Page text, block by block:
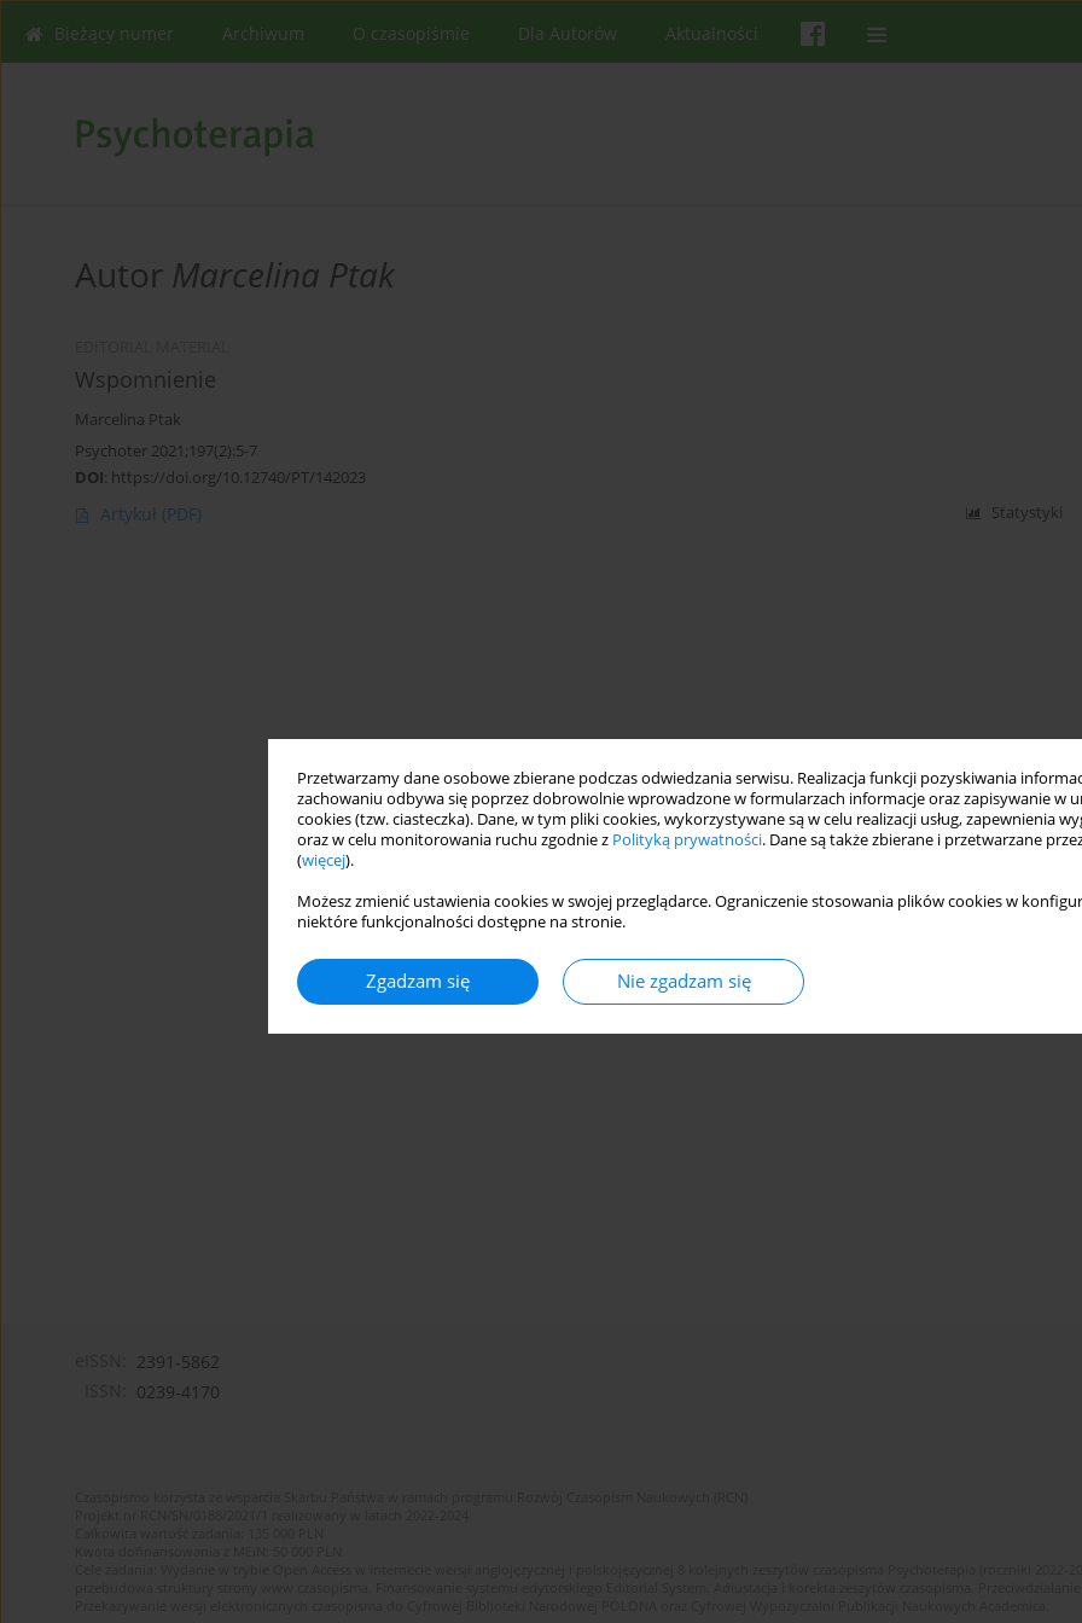
Przetwarzamy dane osobowe zbierane podczas odwiedzania serwisu. Realizacja funkcji pozyskiwania
zachowaniu odbywa się poprzez dobrowolnie wprowadzone w formularzach informacje oraz zapisywanie w
cookies (tzw. ciasteczka). Dane, w tym pliki cookies, wykorzystywane są w celu realizacji usług, zapewnienia
oraz w celu monitorowania ruchu zgodnie z Polityką prywatności. Dane są także zbierane i przetwarzane
(więcej).
Możesz zmienić ustawienia cookies w swojej przeglądarce. Ograniczenie stosowania plików cookies w
niektóre funkcjonalności dostępne na stronie.
Zgadzam się Nie zgadzam się
Bieżący numer Archiwum O czasopiśmie Dla Autorów Aktualności
Autor Marcelina Ptak
Wspomnienie
Marcelina Ptak
Psychoter 2021;197(2):5-7
DOI: https://doi.org/10.12740/PT/142023
Artykuł (PDF) Statystyki
2391-5862
0239-4170